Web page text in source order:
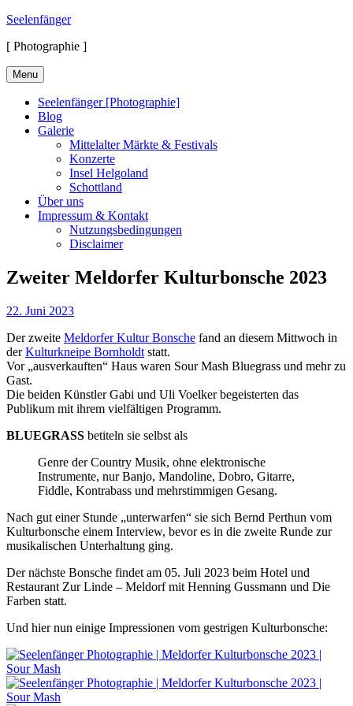
Skip
content
Seelenfänger
[ Photographie ]
Menu
Seelenfänger [Photographie]
Blog
Galerie
Mittelalter Märkte & Festivals
Konzerte
Insel Helgoland
Schottland
Über uns
Impressum & Kontakt
Nutzungsbedingungen
Disclaimer
Zweiter Meldorfer Kulturbonsche 2023
Posted
22. Juni 2023
Der zweite Meldorfer Kultur Bonsche fand an diesem Mittwoch in
derKulturkneipe Bornholdt statt.
Vor „ausverkauften“ Haus waren Sour Mash Bluegrass und mehr zu
Gast.
Die beiden Künstler Gabi und Uli Voelker begeisterten das
Publikum mit ihrem vielfältigen Programm.
BLUEGRASS betiteln sie selbst als
Genre der Country Musik, ohne elektronische
Instrumente, nur Banjo, Mandoline, Dobro, Gitarre,
Fiddle, Kontrabass und mehrstimmigen Gesang.
Nach gut einer Stunde „unterwarfen“ sie sich Bernd Perthun vom
Kulturbonsche einem Interview, bevor es in die zweite Runde zur
musikalischen Unterhaltung ging.
Der nächste Bonsche findet am 05. Juli 2023 beim Hotel und
Restaurant Zur Linde – Meldorf mit Henning Gussmann und Die
Farben statt.
Und hier nun einige Impressionen vom gestrigen Kulturbonsche: